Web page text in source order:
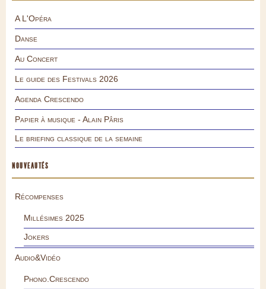
A L'Opéra
Danse
Au Concert
Le guide des Festivals 2026
Agenda Crescendo
Papier à musique - Alain Pâris
Le briefing classique de la semaine
NOUVEAUTÉS
Récompenses
Millésimes 2025
Jokers
Audio&Vidéo
Phono.Crescendo